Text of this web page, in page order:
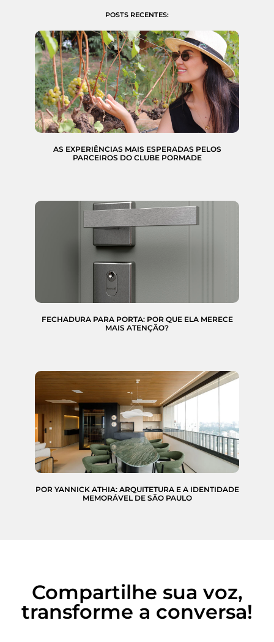
POSTS RECENTES:
AS EXPERIÊNCIAS MAIS ESPERADAS PELOS
PARCEIROS DO CLUBE PORMADE
FECHADURA PARA PORTA: POR QUE ELA MERECE
MAIS ATENÇÃO?
POR YANNICK ATHIA: ARQUITETURA E A IDENTIDADE
MEMORÁVEL DE SÃO PAULO
Compartilhe sua voz,
transforme a conversa!